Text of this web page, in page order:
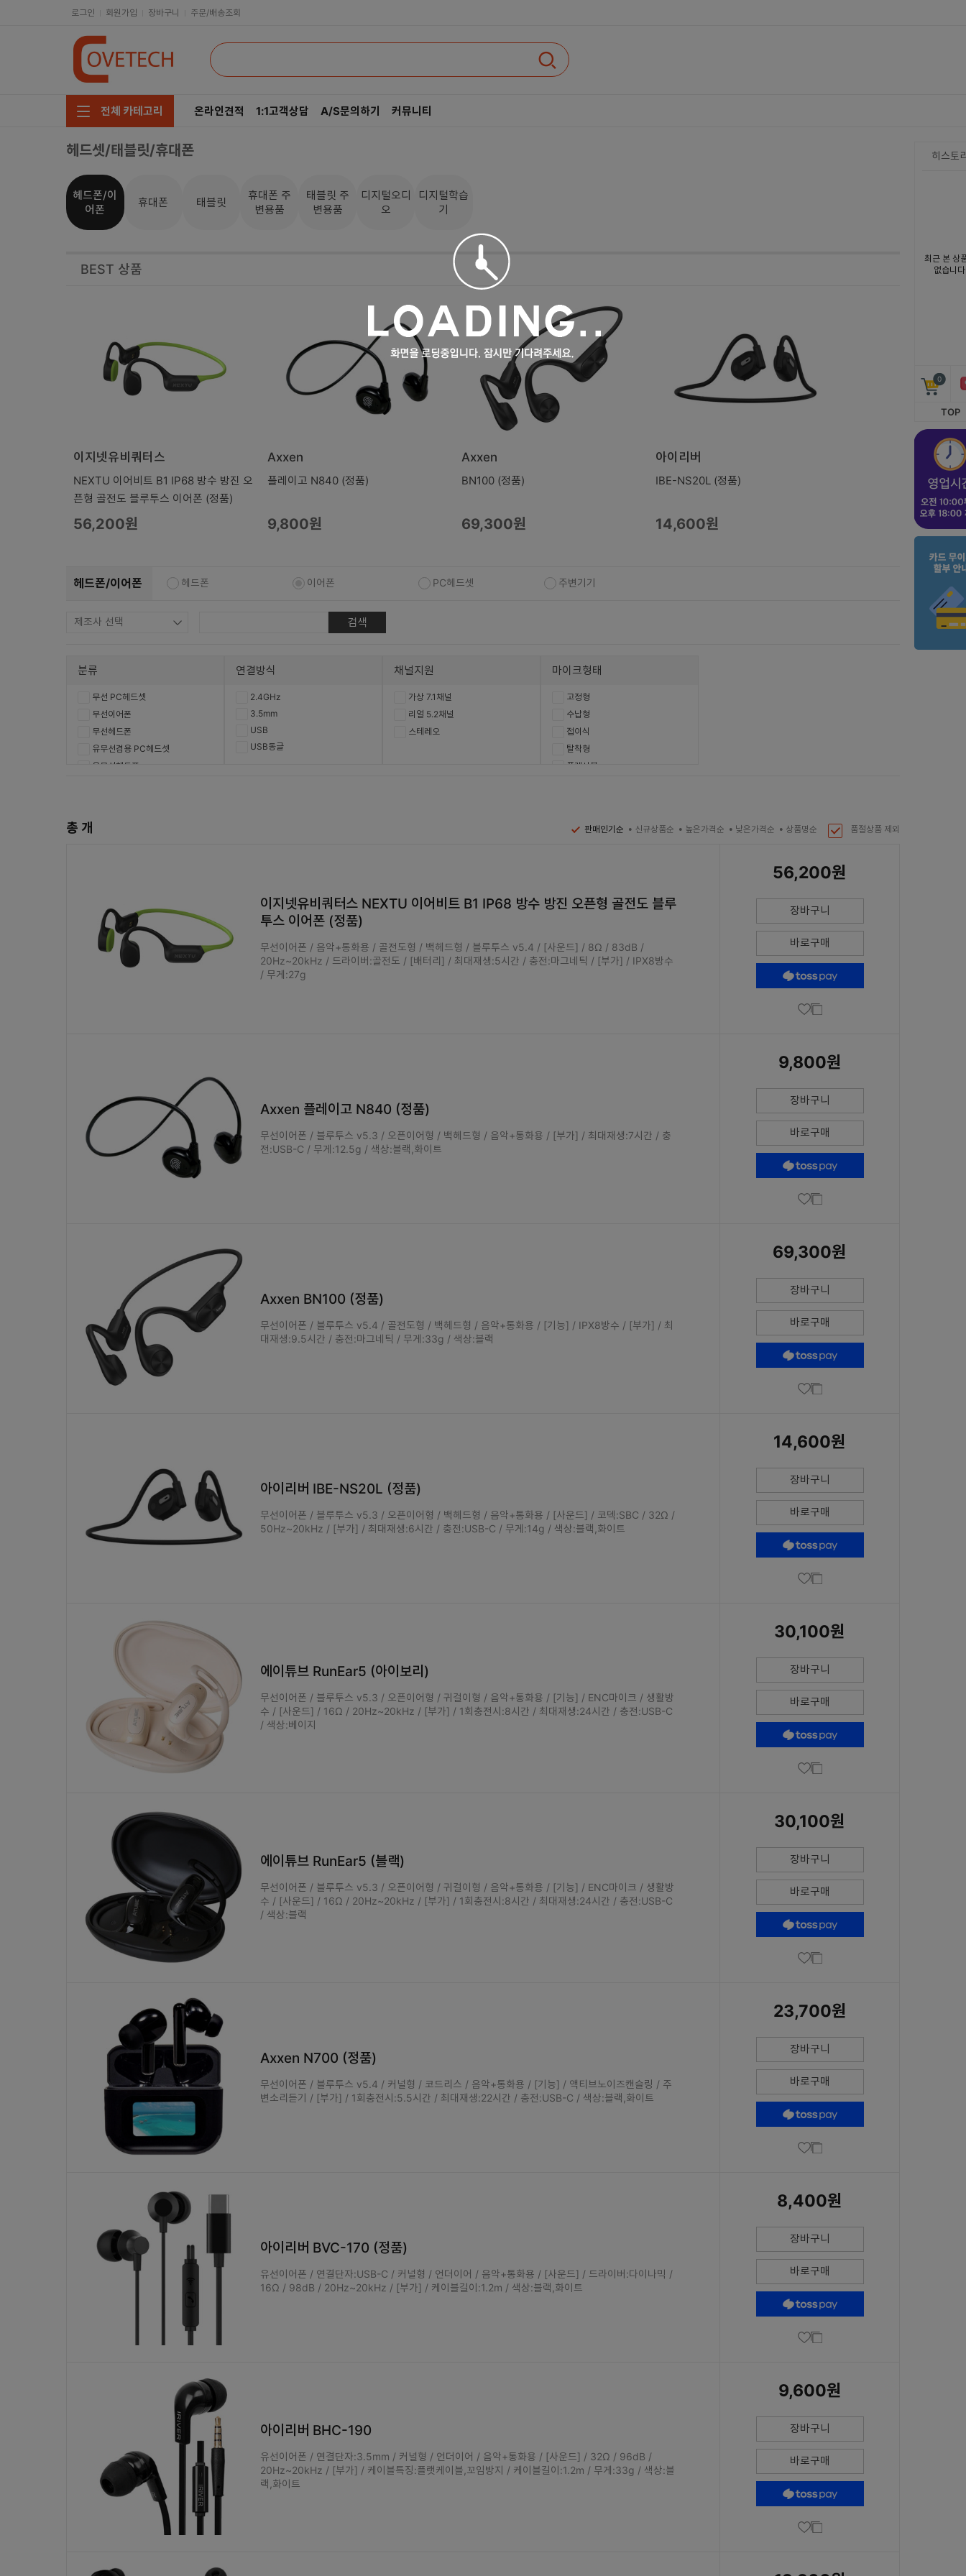
로그인 회원가입 장바구니 주문/배송조회
전체 카테고리
주요부품/키보드/마우스
모니터/노트북/데스크탑
저장장치/케이블/쿨러
소프트웨어/멀티탭/공구
메인보드
케이스
조립비
온라인견적 1:1고객상담 A/S문의하기 커뮤니티
헤드셋/태블릿/휴대폰
헤드폰/이
어폰
휴대폰 태블릿
휴대폰 주
변용품
태블릿 주
변용품
디지털오디
오
디지털학습
기
BEST 상품
이지넷유비쿼터스
NEXTU 이어비트 B1 IP68 방수 방진 오
픈형 골전도 블루투스 이어폰 (정품)
56,200원
Axxen
플레이고 N840 (정품)
9,800원
Axxen
BN100 (정품)
69,300원
아이리버
IBE-NS20L (정품)
14,600원
헤드폰/이어폰 헤드폰 이어폰 PC헤드셋 주변기기
검색
분류
무선 PC헤드셋
무선이어폰
무선헤드폰
유무선겸용 PC헤드셋
유무선헤드폰
연결방식
2.4GHz
3.5mm
USB
USB동글
채널지원
가상 7.1채널
리얼 5.2채널
스테레오
마이크형태
고정형
수납형
접이식
탈착형
플렉시블
총 개 판매인기순 신규상품순 높은가격순 낮은가격순 상품명순 품절상품 제외
이지넷유비쿼터스 NEXTU 이어비트 B1 IP68 방수 방진 오픈형 골전도 블루
투스 이어폰 (정품)
무선이어폰 / 음악+통화용 / 골전도형 / 백헤드형 / 블루투스 v5.4 / [사운드] / 8Ω / 83dB /
20Hz~20kHz / 드라이버:골전도 / [배터리] / 최대재생:5시간 / 충전:마그네틱 / [부가] / IPX8방수
/ 무게:27g
56,200원
장바구니
바로구매
Axxen 플레이고 N840 (정품)
무선이어폰 / 블루투스 v5.3 / 오픈이어형 / 백헤드형 / 음악+통화용 / [부가] / 최대재생:7시간 / 충
전:USB-C / 무게:12.5g / 색상:블랙,화이트
9,800원
장바구니
바로구매
Axxen BN100 (정품)
무선이어폰 / 블루투스 v5.4 / 골전도형 / 백헤드형 / 음악+통화용 / [기능] / IPX8방수 / [부가] / 최
대재생:9.5시간 / 충전:마그네틱 / 무게:33g / 색상:블랙
69,300원
장바구니
바로구매
아이리버 IBE-NS20L (정품)
무선이어폰 / 블루투스 v5.3 / 오픈이어형 / 백헤드형 / 음악+통화용 / [사운드] / 코덱:SBC / 32Ω /
50Hz~20kHz / [부가] / 최대재생:6시간 / 충전:USB-C / 무게:14g / 색상:블랙,화이트
14,600원
장바구니
바로구매
에이튜브 RunEar5 (아이보리)
무선이어폰 / 블루투스 v5.3 / 오픈이어형 / 귀걸이형 / 음악+통화용 / [기능] / ENC마이크 / 생활방
수 / [사운드] / 16Ω / 20Hz~20kHz / [부가] / 1회충전시:8시간 / 최대재생:24시간 / 충전:USB-C
/ 색상:베이지
30,100원
장바구니
바로구매
에이튜브 RunEar5 (블랙)
무선이어폰 / 블루투스 v5.3 / 오픈이어형 / 귀걸이형 / 음악+통화용 / [기능] / ENC마이크 / 생활방
수 / [사운드] / 16Ω / 20Hz~20kHz / [부가] / 1회충전시:8시간 / 최대재생:24시간 / 충전:USB-C
/ 색상:블랙
30,100원
장바구니
바로구매
Axxen N700 (정품)
무선이어폰 / 블루투스 v5.4 / 커널형 / 코드리스 / 음악+통화용 / [기능] / 액티브노이즈캔슬링 / 주
변소리듣기 / [부가] / 1회충전시:5.5시간 / 최대재생:22시간 / 충전:USB-C / 색상:블랙,화이트
23,700원
장바구니
바로구매
아이리버 BVC-170 (정품)
유선이어폰 / 연결단자:USB-C / 커널형 / 언더이어 / 음악+통화용 / [사운드] / 드라이버:다이나믹 /
16Ω / 98dB / 20Hz~20kHz / [부가] / 케이블길이:1.2m / 색상:블랙,화이트
8,400원
장바구니
바로구매
아이리버 BHC-190
유선이어폰 / 연결단자:3.5mm / 커널형 / 언더이어 / 음악+통화용 / [사운드] / 32Ω / 96dB /
20Hz~20kHz / [부가] / 케이블특징:플랫케이블,꼬임방지 / 케이블길이:1.2m / 무게:33g / 색상:블
랙,화이트
9,600원
장바구니
바로구매
히스토
최근 본 상
없습니
0
TOP